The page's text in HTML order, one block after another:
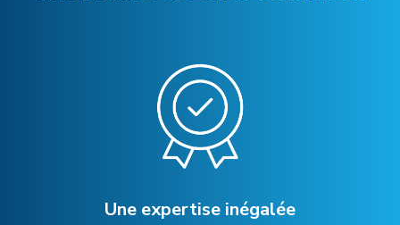
Une expertise inégalée